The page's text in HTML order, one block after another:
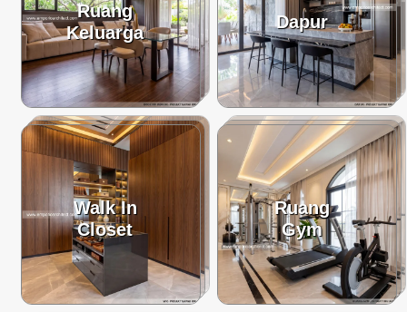
Ruang
Keluarga
Dapur
Walk In
Closet
Ruang
Gym